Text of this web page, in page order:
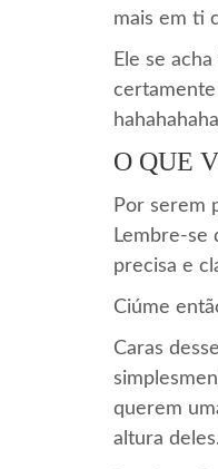
mais em ti
Ele se
O QUE
Por serem
Lembre-se
precisa e
Ciúme
Caras
querem
altura